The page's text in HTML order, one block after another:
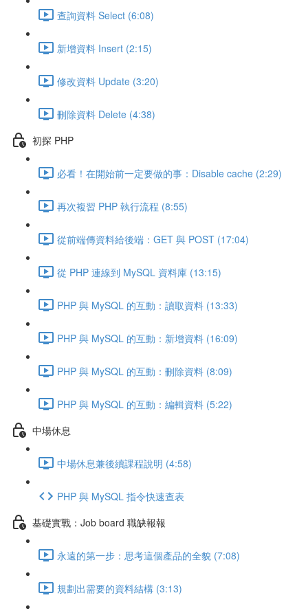
查詢資料 Select (6:08)
新增資料 Insert (2:15)
修改資料 Update (3:20)
刪除資料 Delete (4:38)
初探 PHP
必看！在開始前一定要做的事：Disable cache (2:29)
再次複習 PHP 執行流程 (8:55)
從前端傳資料給後端：GET 與 POST (17:04)
從 PHP 連線到 MySQL 資料庫 (13:15)
PHP 與 MySQL 的互動：讀取資料 (13:33)
PHP 與 MySQL 的互動：新增資料 (16:09)
PHP 與 MySQL 的互動：刪除資料 (8:09)
PHP 與 MySQL 的互動：編輯資料 (5:22)
中場休息
中場休息兼後續課程說明 (4:58)
PHP 與 MySQL 指令快速查表
基礎實戰：Job board 職缺報報
永遠的第一步：思考這個產品的全貌 (7:08)
規劃出需要的資料結構 (3:13)